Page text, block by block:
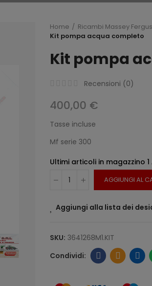
Home Ricambi Massey
Kit pompa acqua completo
Kit pompa
Recensioni (0)
400,00 €
Tasse incluse
Mf serie 300
Ultimi articoli in magazzino
AGGIUNGI AL
Aggiungi alla lista dei
SKU: 3641268M1.KIT